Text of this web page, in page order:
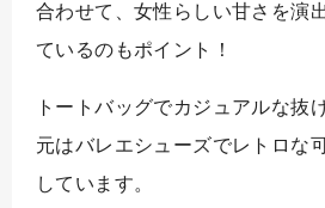
合わせて、女性らしい甘さを演
ているのもポイント！
トートバッグでカジュアルな抜
元はバレエシューズでレトロな
しています。